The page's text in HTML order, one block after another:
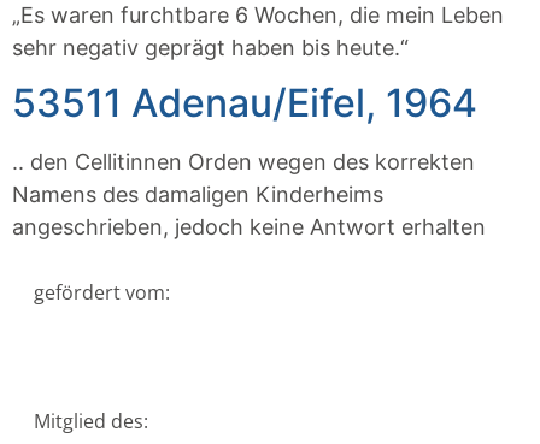
„Es waren furchtbare 6 Wochen, die mein Leben
sehr negativ geprägt haben bis heute.“
53511 Adenau/Eifel, 1964
.. den Cellitinnen Orden wegen des korrekten
Namens des damaligen Kinderheims
angeschrieben, jedoch keine Antwort erhalten
gefördert vom:
Mitglied des: